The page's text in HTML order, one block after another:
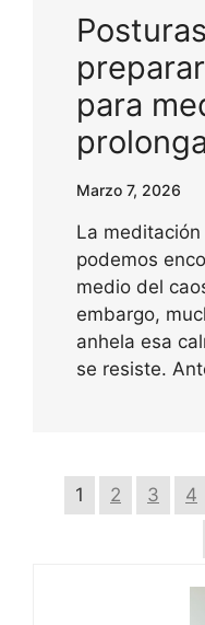
para
Marzo 7, 2026
La
podemos
medio del
embargo,
anhela esa
se resiste.
1 2 3 4